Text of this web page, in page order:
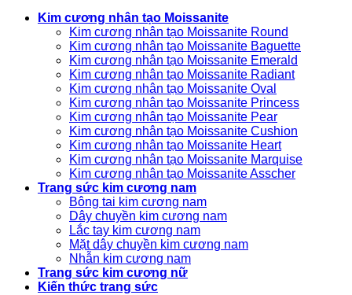
Kim cương nhân tạo Moissanite
Kim cương nhân tạo Moissanite Round
Kim cương nhân tạo Moissanite Baguette
Kim cương nhân tạo Moissanite Emerald
Kim cương nhân tạo Moissanite Radiant
Kim cương nhân tạo Moissanite Oval
Kim cương nhân tạo Moissanite Princess
Kim cương nhân tạo Moissanite Pear
Kim cương nhân tạo Moissanite Cushion
Kim cương nhân tạo Moissanite Heart
Kim cương nhân tạo Moissanite Marquise
Kim cương nhân tạo Moissanite Asscher
Trang sức kim cương nam
Bông tai kim cương nam
Dây chuyền kim cương nam
Lắc tay kim cương nam
Mặt dây chuyền kim cương nam
Nhẫn kim cương nam
Trang sức kim cương nữ
Kiến thức trang sức